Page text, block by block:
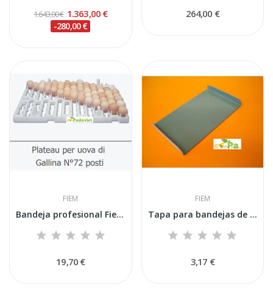
1.643,00 € 1.363,00 €
-280,00 €
264,00 €
FIEM
Bandeja profesional Fiem Victoria para 67...
19,70 €
FIEM
Tapa para bandejas de humedad de las series...
3,17 €